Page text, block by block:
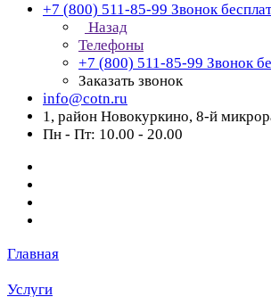
+7 (800) 511-85-99 Звонок
Назад
Телефоны
+7 (800) 511-85-99 Звонок
Заказать звонок
info@cotn.ru
1, район Новокуркино, 8-й
Пн - Пт: 10.00 - 20.00
Главная
Услуги